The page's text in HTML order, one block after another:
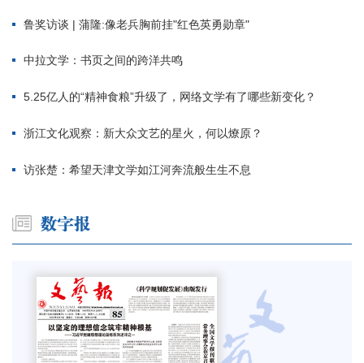
鲁奖访谈 | 蒲隆:像老兵胸前挂"红色英勇勋章"
中拉文学：书页之间的跨洋共鸣
5.25亿人的“精神食粮”升级了，网络文学有了哪些新变化？
浙江文化观察：新大众文艺的星火，何以燎原？
访张楚：希望天津文学如江河奔流般生生不息